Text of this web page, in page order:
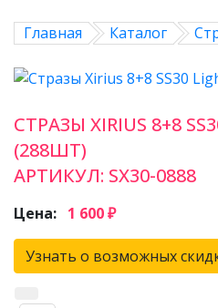
Главная Каталог
СТРАЗЫ XIRIUS 8+8
(288ШТ)
АРТИКУЛ: SX30-0888
Цена: 1 600 ₽
Узнать о возможных